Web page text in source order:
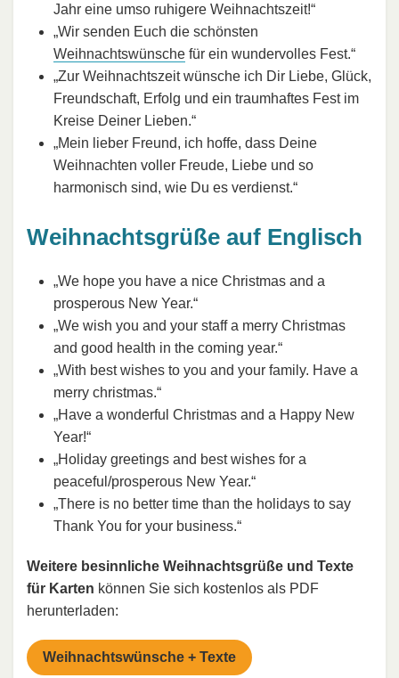
Jahr eine umso ruhigere Weihnachtszeit!“
„Wir senden Euch die schönsten
Weihnachtswünsche für ein wundervolles Fest.“
„Zur Weihnachtszeit wünsche ich Dir Liebe, Glück,
Freundschaft, Erfolg und ein traumhaftes Fest im
Kreise Deiner Lieben.“
„Mein lieber Freund, ich hoffe, dass Deine
Weihnachten voller Freude, Liebe und so
harmonisch sind, wie Du es verdienst.“
Weihnachtsgrüße auf Englisch
„We hope you have a nice Christmas and a
prosperous New Year.“
„We wish you and your staff a merry Christmas
and good health in the coming year.“
„With best wishes to you and your family. Have a
merry christmas.“
„Have a wonderful Christmas and a Happy New
Year!“
„Holiday greetings and best wishes for a
peaceful/prosperous New Year.“
„There is no better time than the holidays to say
Thank You for your business.“
Weitere besinnliche Weihnachtsgrüße und Texte
für Karten können Sie sich kostenlos als PDF
herunterladen:
Weihnachtswünsche + Texte